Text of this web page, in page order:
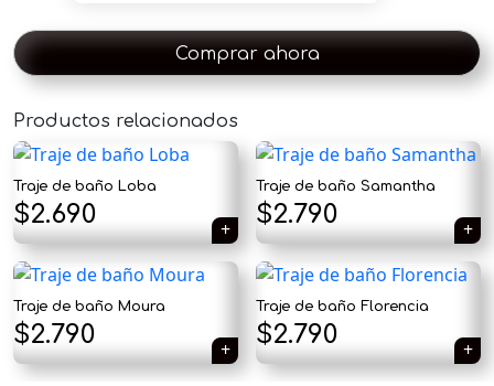
Comprar ahora
Productos relacionados
Traje de baño Loba
$2.690
Traje de baño Samantha
$2.790
Traje de baño Moura
$2.790
Traje de baño Florencia
$2.790
×
Tu carrito está vacío.
Agregá un producto y aparecerá acá
automáticamente.